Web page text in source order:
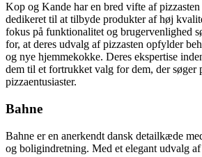
Kop og Kande har en bred vifte af
dedikeret til at tilbyde produkter af høj
fokus på funktionalitet og brugervenlighed
for, at deres udvalg af pizzasten opfylder
og nye hjemmekokke. Deres ekspertise
dem til et fortrukket valg for dem, der søger
pizzaentusiaster.
Bahne
Bahne er en anerkendt dansk detailkæde
og boligindretning. Med et elegant udvalg